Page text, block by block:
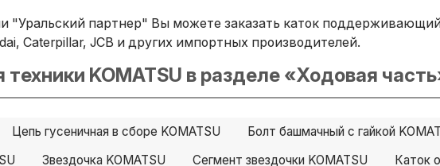
"Уральский партнер" Вы можете заказать каток
Caterpillar, JCB и других импортных производителей.
KOMATSU в разделе «Ходовая
Цепь гусеничная в сборе KOMATSU Болт башмачный с гайкой
Звездочка KOMATSU Сегмент звездочки KOMATSU Каток